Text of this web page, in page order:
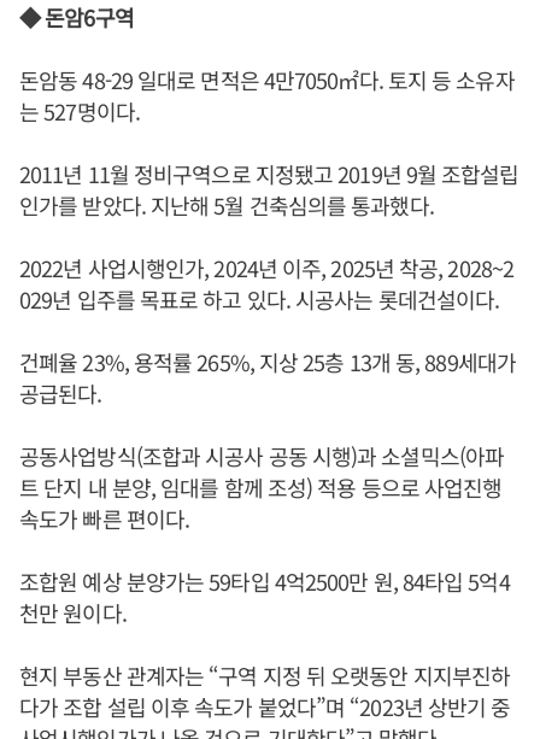
◆ 돈암6구역
돈암동 48-29 일대로 면적은 4만7050㎡다. 토지 등 소유자
는 527명이다.
2011년 11월 정비구역으로 지정됐고 2019년 9월 조합설립
인가를 받았다. 지난해 5월 건축심의를 통과했다.
2022년 사업시행인가, 2024년 이주, 2025년 착공, 2028~2
029년 입주를 목표로 하고 있다. 시공사는 롯데건설이다.
건폐율 23%, 용적률 265%, 지상 25층 13개 동, 889세대가
공급된다.
공동사업방식(조합과 시공사 공동 시행)과 소셜믹스(아파
트 단지 내 분양, 임대를 함께 조성) 적용 등으로 사업진행
속도가 빠른 편이다.
조합원 예상 분양가는 59타입 4억2500만 원, 84타입 5억4
천만 원이다.
현지 부동산 관계자는 “구역 지정 뒤 오랫동안 지지부진하
다가 조합 설립 이후 속도가 붙었다”며 “2023년 상반기 중